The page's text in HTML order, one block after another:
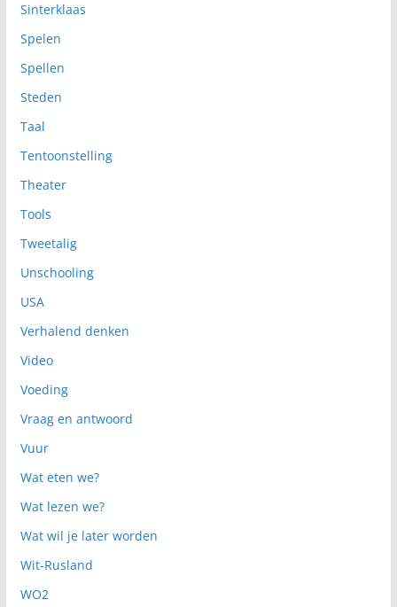
Sinterklaas
Spelen
Spellen
Steden
Taal
Tentoonstelling
Theater
Tools
Tweetalig
Unschooling
USA
Verhalend denken
Video
Voeding
Vraag en antwoord
Vuur
Wat eten we?
Wat lezen we?
Wat wil je later worden
Wit-Rusland
WO2